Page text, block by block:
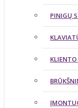
PINIGŲ
KLIENTO